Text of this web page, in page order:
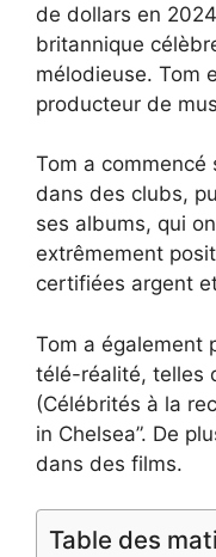
de dollars en
britannique
mélodieuse. Tom
producteur de
Tom a commencé
dans des clubs,
ses albums, qui
extrêmement
certifiées argent
Tom a également
télé-réalité, telles
(Célébrités à la
in Chelsea”. De
dans des films.
Table des